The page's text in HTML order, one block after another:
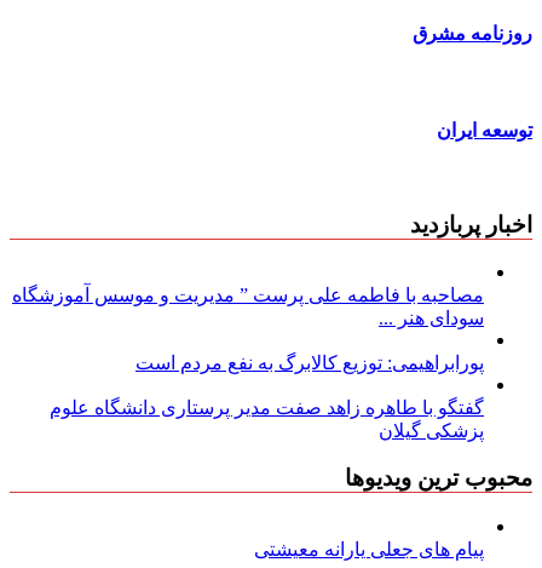
روزنامه مشرق
توسعه ایران
اخبار پربازدید
مصاحبه با فاطمه علی پرست ” مدیریت و موسس آموزشگاه
سودای هنر ...
پورابراهیمی: توزیع کالابرگ به نفع مردم است
گفتگو با طاهره زاهد صفت مدیر پرستاری دانشگاه علوم
پزشکی گیلان
محبوب ترین ویدیوها
پیام های جعلی یارانه معیشتی